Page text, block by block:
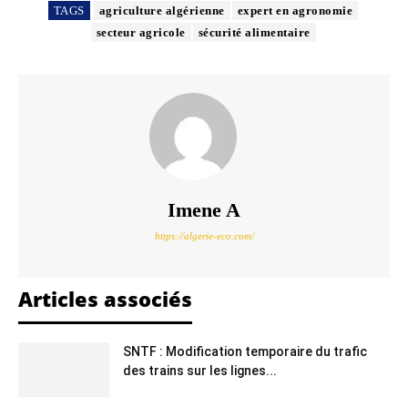
TAGS agriculture algérienne
expert en agronomie
secteur agricole
sécurité alimentaire
Imene A
https://algerie-eco.com/
Articles associés
SNTF : Modification temporaire du trafic
des trains sur les lignes...